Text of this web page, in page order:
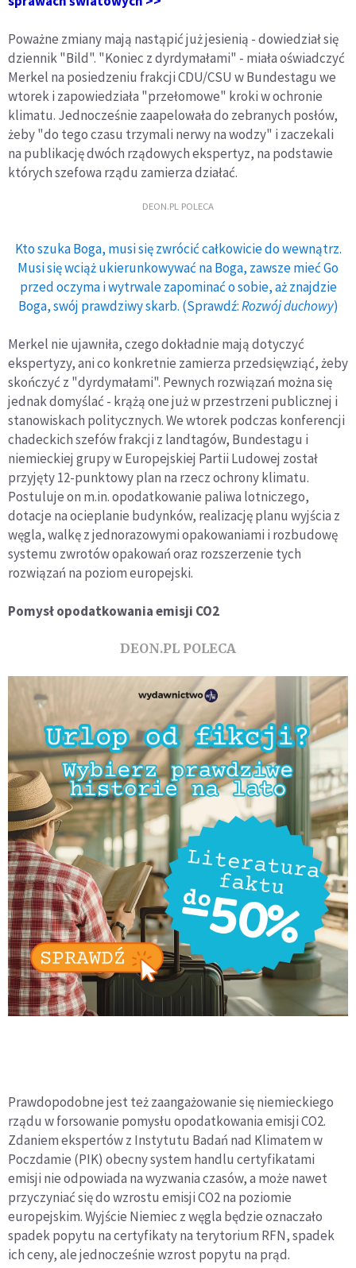
Poważne zmiany mają nastąpić już jesienią - dowiedział się
dziennik "Bild". "Koniec z dyrdymałami" - miała oświadczyć
Merkel na posiedzeniu frakcji CDU/CSU w Bundestagu we
wtorek i zapowiedziała "przełomowe" kroki w ochronie
klimatu. Jednocześnie zaapelowała do zebranych posłów,
żeby "do tego czasu trzymali nerwy na wodzy" i zaczekali
na publikację dwóch rządowych ekspertyz, na podstawie
których szefowa rządu zamierza działać.
DEON.PL POLECA
Kto szuka Boga, musi się zwrócić całkowicie do wewnątrz.
Musi się wciąż ukierunkowywać na Boga, zawsze mieć Go
przed oczyma i wytrwale zapominać o sobie, aż znajdzie
Boga, swój prawdziwy skarb. (Sprawdź:Rozwój duchowy)
Merkel nie ujawniła, czego dokładnie mają dotyczyć
ekspertyzy, ani co konkretnie zamierza przedsięwziąć, żeby
skończyć z "dyrdymałami". Pewnych rozwiązań można się
jednak domyślać - krążą one już w przestrzeni publicznej i
stanowiskach politycznych. We wtorek podczas konferencji
chadeckich szefów frakcji z landtagów, Bundestagu i
niemieckiej grupy w Europejskiej Partii Ludowej został
przyjęty 12-punktowy plan na rzecz ochrony klimatu.
Postuluje on m.in. opodatkowanie paliwa lotniczego,
dotacje na ocieplanie budynków, realizację planu wyjścia z
węgla, walkę z jednorazowymi opakowaniami i rozbudowę
systemu zwrotów opakowań oraz rozszerzenie tych
rozwiązań na poziom europejski.
Pomysł opodatkowania emisji CO2
DEON.PL POLECA
Prawdopodobne jest też zaangażowanie się niemieckiego
rządu w forsowanie pomysłu opodatkowania emisji CO2.
Zdaniem ekspertów z Instytutu Badań nad Klimatem w
Poczdamie (PIK) obecny system handlu certyfikatami
emisji nie odpowiada na wyzwania czasów, a może nawet
przyczyniać się do wzrostu emisji CO2 na poziomie
europejskim. Wyjście Niemiec z węgla będzie oznaczało
spadek popytu na certyfikaty na terytorium RFN, spadek
ich ceny, ale jednocześnie wzrost popytu na prąd.